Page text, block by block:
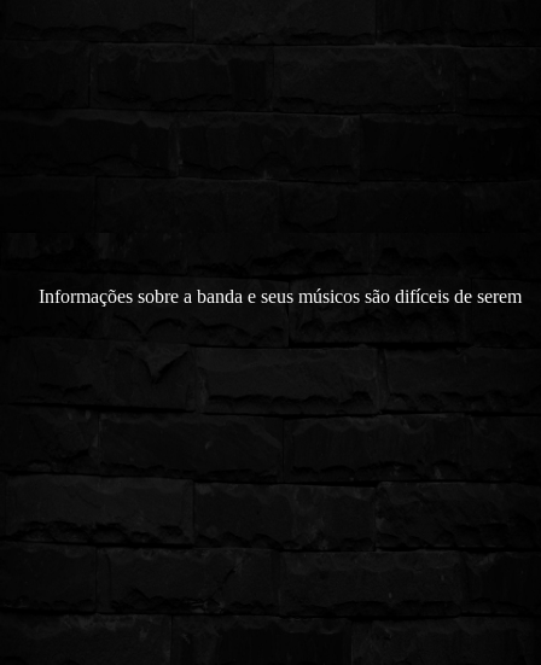
Informações sobre a banda e seus músicos são difíceis de serem